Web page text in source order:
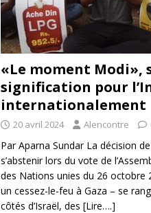
«Le moment Modi»,
signification pour
internationalement
20 avril 2024 Alencontre
Par Aparna Sundar La décision de
s’abstenir lors du vote de
des Nations unies du 26 octobre
un cessez-le-feu à Gaza – se
côtés d’Israël, des [Lire….]